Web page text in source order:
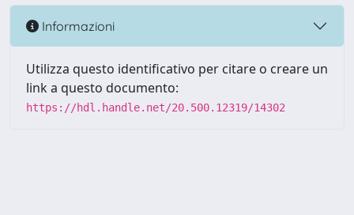
Informazioni
Utilizza questo identificativo per citare o creare un
link a questo documento:
https://hdl.handle.net/20.500.12319/14302